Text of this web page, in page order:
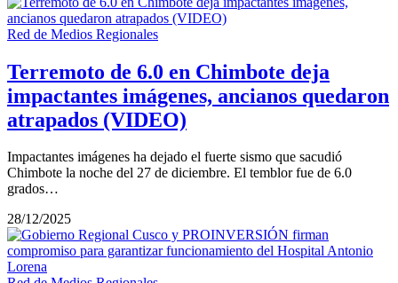
Red de Medios Regionales
Terremoto de 6.0 en Chimbote deja
impactantes imágenes, ancianos quedaron
atrapados (VIDEO)
Impactantes imágenes ha dejado el fuerte sismo que sacudió
Chimbote la noche del 27 de diciembre. El temblor fue de 6.0
grados…
28/12/2025